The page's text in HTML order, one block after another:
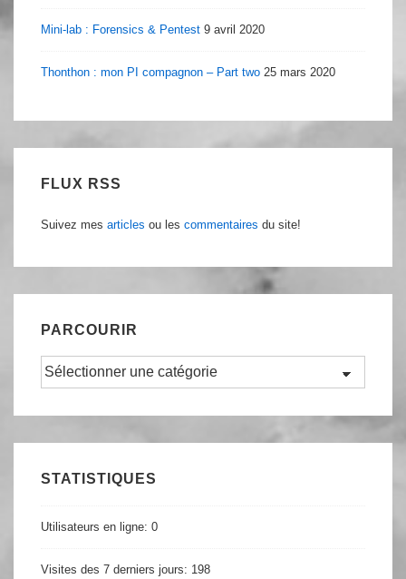
Mini-lab : Forensics & Pentest 9 avril 2020
Thonthon : mon PI compagnon – Part two 25 mars 2020
FLUX RSS
Suivez mes articles ou les commentaires du site!
PARCOURIR
Parcourir
STATISTIQUES
Utilisateurs en ligne: 0
Visites des 7 derniers jours: 198